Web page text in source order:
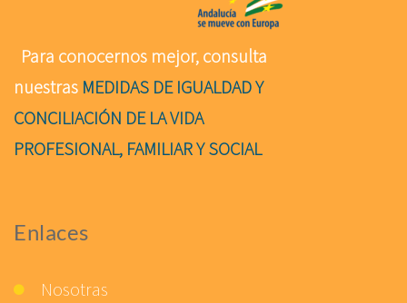
Para conocernos mejor, consulta
nuestras MEDIDAS DE IGUALDAD Y
CONCILIACIÓN DE LA VIDA
PROFESIONAL, FAMILIAR Y SOCIAL
Enlaces
Nosotras